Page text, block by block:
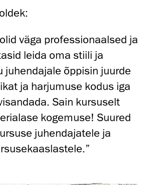
väga professionaalsed ja
leida oma stiili ja
juhendajale õppisin juurde
ja harjumuse kodus iga
Sain kursuselt
kogemuse! Suured
juhendajatele ja